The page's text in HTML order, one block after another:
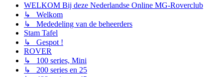
WELKOM Bij deze Nederlandse Online MG-Roverclub
↳ Welkom
↳ Mededeling van de beheerders
Stam Tafel
↳ Gespot !
ROVER
↳ 100 series, Mini
↳ 200 series en 25